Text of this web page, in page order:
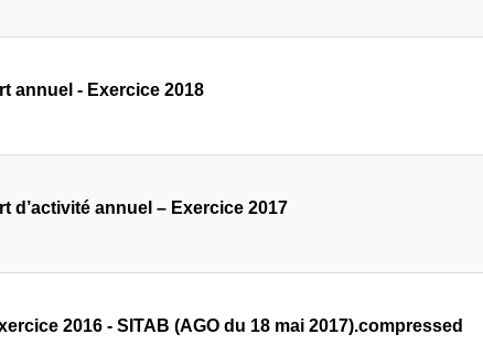
annuel - Exercice 2018
d’activité annuel – Exercice 2017
2016 - SITAB (AGO du 18 mai 2017).compressed